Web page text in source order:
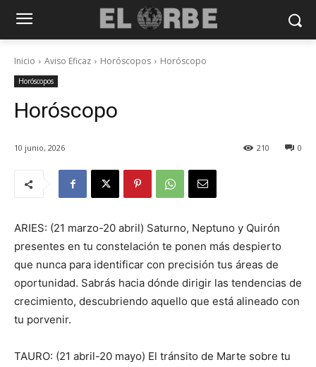
Inicio Aviso Eficaz Horóscopos Horóscopo
Horóscopos
Horóscopo
10 junio, 2026 0
210
ARIES: (21 marzo-20 abril) Saturno, Neptuno y Quirón
presentes en tu constelación te ponen más despierto
que nunca para identificar con precisión tus áreas de
oportunidad. Sabrás hacia dónde dirigir las tendencias de
crecimiento, descubriendo aquello que está alineado con
tu porvenir.
TAURO: (21 abril-20 mayo) El tránsito de Marte sobre tu